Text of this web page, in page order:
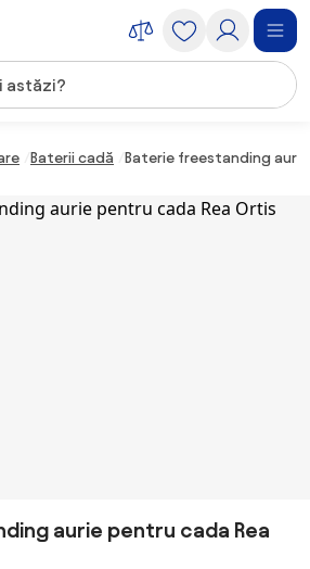
Baterii cadă Baterie freestanding
aurie pentru cada Rea